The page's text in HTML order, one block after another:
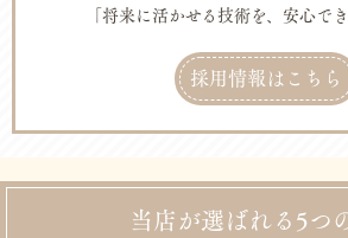
「将来に活かせる技術を、安心で
採用情報はこちら
当店が選ばれる5つ